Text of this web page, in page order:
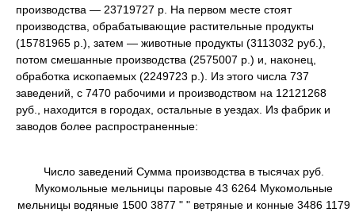
производства — 23719727 р. На первом месте стоят
производства, обрабатывающие растительные продукты
(15781965 р.), затем — животные продукты (3113032 руб.),
потом смешанные производства (2575007 р.) и, наконец,
обработка ископаемых (2249723 р.). Из этого числа 737
заведений, с 7470 рабочими и производством на 12121268
руб., находится в городах, остальные в уездах. Из фабрик и
заводов более распространенные:
Число заведений Сумма производства в тысячах руб.
Мукомольные мельницы паровые 43 6264 Мукомольные
мельницы водяные 1500 3877 " " ветряные и конные 3486 1179